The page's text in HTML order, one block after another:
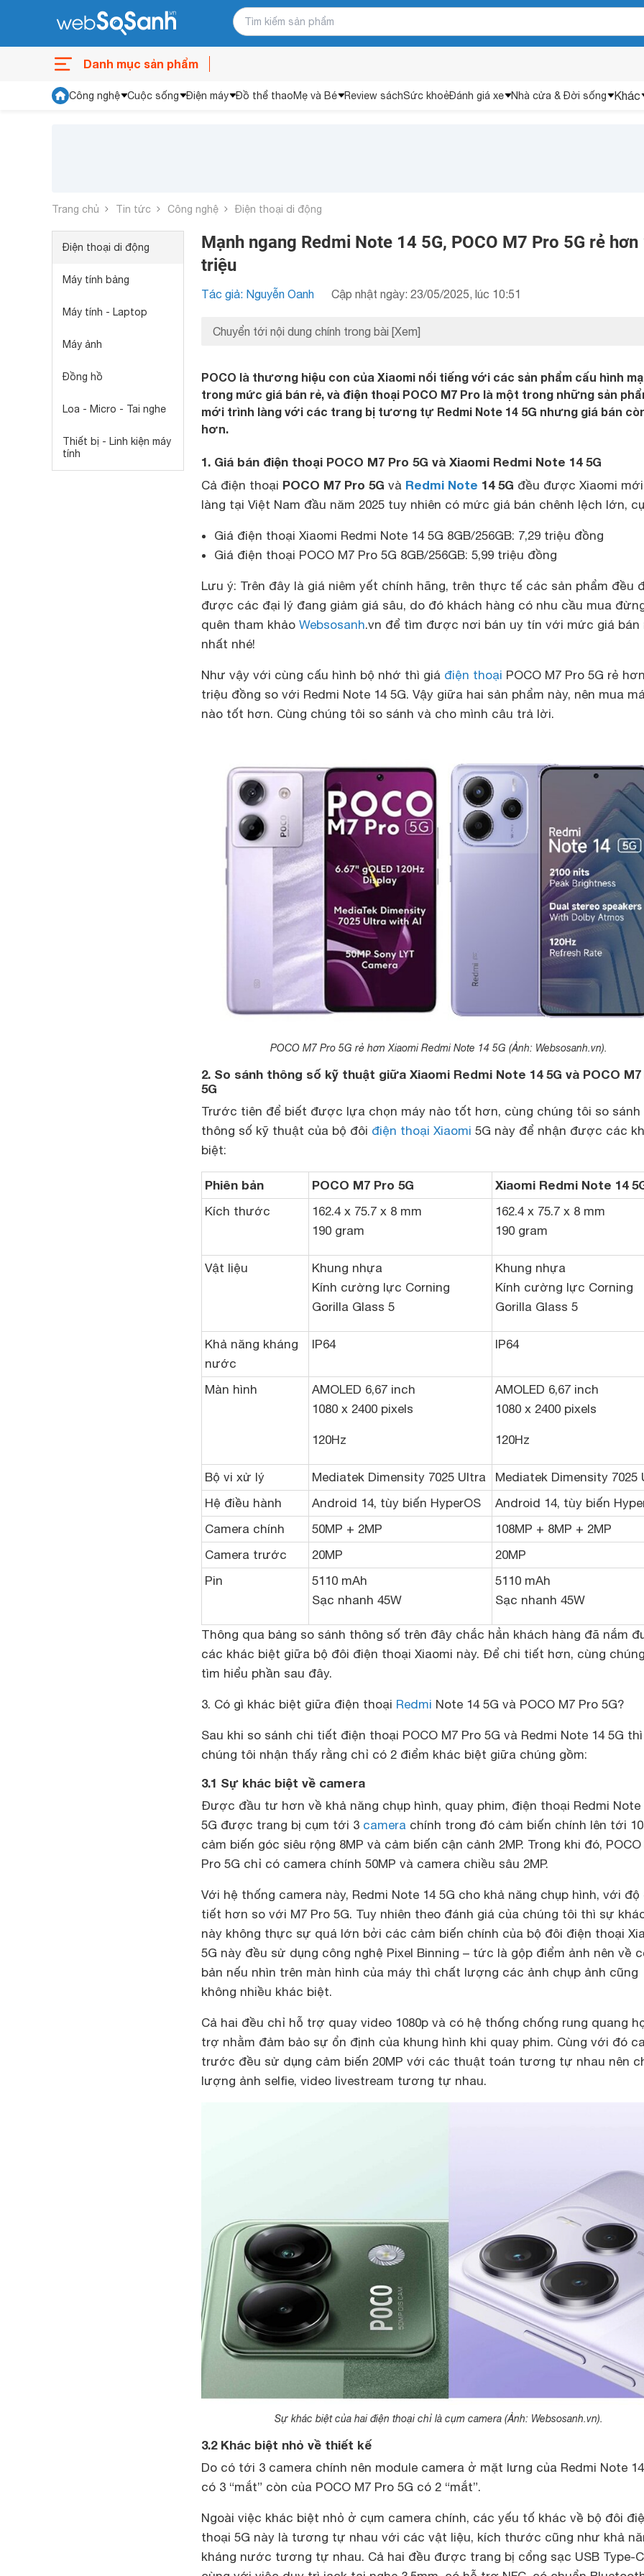
Danh mục sản phẩm
Công nghệ Cuộc sống Điện máy Đồ thể thaoMẹ và Bé Review sáchSức khoẻĐánh giá xe Nhà cửa & Đời sống Khác
Trang chủ Tin tức Công nghệ Điện thoại di động
Điện thoại di động
Máy tính bảng
Máy tính - Laptop
Máy ảnh
Đồng hồ
Loa - Micro - Tai nghe
Thiết bị - Linh kiện máy
tính
Mạnh ngang Redmi Note 14 5G, POCO M7 Pro 5G rẻ hơn
triệu
Tác giả: Nguyễn Oanh Cập nhật ngày: 23/05/2025, lúc 10:51
Chuyển tới nội dung chính trong bài [Xem]
POCO là thương hiệu con của Xiaomi nổi tiếng với các sản phẩm cấu hình
trong mức giá bán rẻ, và điện thoại POCO M7 Pro là một trong những sản
mới trình làng với các trang bị tương tự Redmi Note 14 5G nhưng giá bán
hơn.
1. Giá bán điện thoại POCO M7 Pro 5G và Xiaomi Redmi Note 14 5G
Cả điện thoại POCO M7 Pro 5G và Redmi Note 14 5G đều được Xiaomi
làng tại Việt Nam đầu năm 2025 tuy nhiên có mức giá bán chênh lệch lớn,
Giá điện thoại Xiaomi Redmi Note 14 5G 8GB/256GB: 7,29 triệu đồng
Giá điện thoại POCO M7 Pro 5G 8GB/256GB: 5,99 triệu đồng
Lưu ý: Trên đây là giá niêm yết chính hãng, trên thực tế các sản phẩm đều
được các đại lý đang giảm giá sâu, do đó khách hàng có nhu cầu mua
quên tham khảo Websosanh.vn để tìm được nơi bán uy tín với mức giá bán
nhất nhé!
Như vậy với cùng cấu hình bộ nhớ thì giá điện thoại POCO M7 Pro 5G rẻ
triệu đồng so với Redmi Note 14 5G. Vậy giữa hai sản phẩm này, nên mua
nào tốt hơn. Cùng chúng tôi so sánh và cho mình câu trả lời.
POCO M7 Pro 5G rẻ hơn Xiaomi Redmi Note 14 5G (Ảnh: Websosanh.vn).
2. So sánh thông số kỹ thuật giữa Xiaomi Redmi Note 14 5G và POCO M7
5G
Trước tiên để biết được lựa chọn máy nào tốt hơn, cùng chúng tôi so sánh
thông số kỹ thuật của bộ đôi điện thoại Xiaomi 5G này để nhận được các
biệt:
Phiên bản POCO M7 Pro 5G Xiaomi Redmi Note 14
Kích thước
162.4 x 75.7 x 8 mm
190 gram
162.4 x 75.7 x 8 mm
190 gram
Vật liệu
Khung nhựa
Kính cường lực Corning
Gorilla Glass 5
Khung nhựa
Kính cường lực Corning
Gorilla Glass 5
Khả năng kháng
nước
IP64 IP64
Màn hình
AMOLED 6,67 inch
1080 x 2400 pixels
120Hz
AMOLED 6,67 inch
1080 x 2400 pixels
120Hz
Bộ vi xử lý Mediatek Dimensity 7025 Ultra
Mediatek Dimensity 7025
Hệ điều hành
Android 14, tùy biến HyperOS
Android 14, tùy biến
Camera chính
50MP + 2MP
108MP + 8MP + 2MP
Camera trước
20MP
20MP
Pin
5110 mAh
Sạc nhanh 45W
5110 mAh
Sạc nhanh 45W
Thông qua bảng so sánh thông số trên đây chắc hẳn khách hàng đã nắm
các khác biệt giữa bộ đôi điện thoại Xiaomi này. Để chi tiết hơn, cùng
tìm hiểu phần sau đây.
3. Có gì khác biệt giữa điện thoại Redmi Note 14 5G và POCO M7 Pro 5G?
Sau khi so sánh chi tiết điện thoại POCO M7 Pro 5G và Redmi Note 14 5G thì
chúng tôi nhận thấy rằng chỉ có 2 điểm khác biệt giữa chúng gồm:
3.1 Sự khác biệt về camera
Được đầu tư hơn về khả năng chụp hình, quay phim, điện thoại Redmi Note
5G được trang bị cụm tới 3 camera chính trong đó cảm biến chính lên tới
cảm biến góc siêu rộng 8MP và cảm biến cận cảnh 2MP. Trong khi đó, POCO
Pro 5G chỉ có camera chính 50MP và camera chiều sâu 2MP.
Với hệ thống camera này, Redmi Note 14 5G cho khả năng chụp hình, với độ
tiết hơn so với M7 Pro 5G. Tuy nhiên theo đánh giá của chúng tôi thì sự
này không thực sự quá lớn bởi các cảm biến chính của bộ đôi điện thoại
5G này đều sử dụng công nghệ Pixel Binning – tức là gộp điểm ảnh nên về
bản nếu nhìn trên màn hình của máy thì chất lượng các ảnh chụp ảnh cũng
không nhiều khác biệt.
Cả hai đều chỉ hỗ trợ quay video 1080p và có hệ thống chống rung quang
trợ nhằm đảm bảo sự ổn định của khung hình khi quay phim. Cùng với đó
trước đều sử dụng cảm biến 20MP với các thuật toán tương tự nhau nên
lượng ảnh selfie, video livestream tương tự nhau.
Sự khác biệt của hai điện thoại chỉ là cụm camera (Ảnh: Websosanh.vn).
3.2 Khác biệt nhỏ về thiết kế
Do có tới 3 camera chính nên module camera ở mặt lưng của Redmi Note
có 3 “mắt” còn của POCO M7 Pro 5G có 2 “mắt”.
Ngoài việc khác biệt nhỏ ở cụm camera chính, các yếu tố khác về bộ đôi
thoại 5G này là tương tự nhau với các vật liệu, kích thước cũng như khả
kháng nước tương tự nhau. Cả hai đều được trang bị cổng sạc USB Type-C